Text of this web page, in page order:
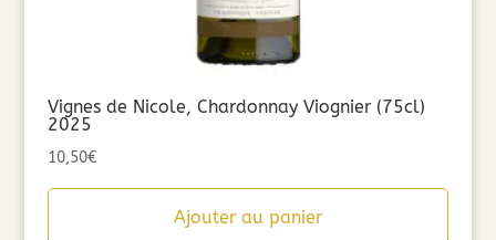
Vignes de Nicole, Chardonnay Viognier (75cl)
2025
10,50€
Ajouter au panier